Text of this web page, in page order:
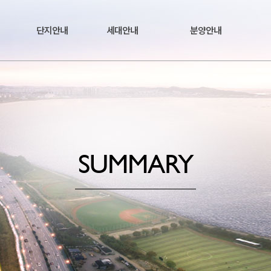
단지안내 세대안내 분양안내
SUMMARY